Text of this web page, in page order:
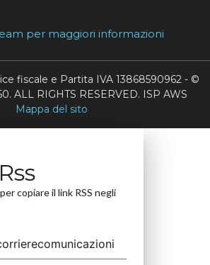
per maggiori informazioni
fiscale e Partita IVA 13868590962 - ©
ALL RIGHTS RESERVED. ISP AWS
Mappa del sito
copiare il link RSS negli